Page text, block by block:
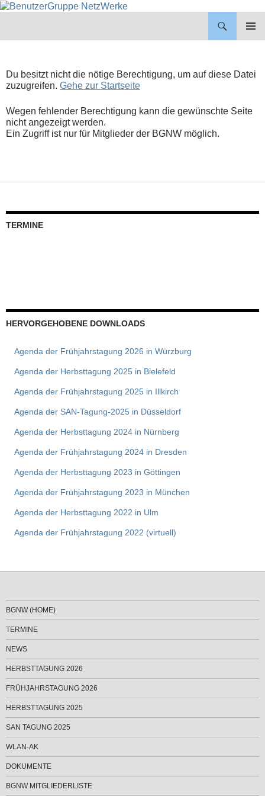
Du besitzt nicht die nötige Berechtigung, um auf diese Datei
zuzugreifen. Gehe zur Startseite
Wegen fehlender Berechtigung kann die gewünschte Seite
nicht angezeigt werden.
Ein Zugriff ist nur für Mitglieder der BGNW möglich.
TERMINE
HERVORGEHOBENE DOWNLOADS
Agenda der Frühjahrstagung 2026 in Würzburg
Agenda der Herbsttagung 2025 in Bielefeld
Agenda der Frühjahrstagung 2025 in Illkirch
Agenda der SAN-Tagung-2025 in Düsseldorf
Agenda der Herbsttagung 2024 in Nürnberg
Agenda der Frühjahrstagung 2024 in Dresden
Agenda der Herbsttagung 2023 in Göttingen
Agenda der Frühjahrstagung 2023 in München
Agenda der Herbsttagung 2022 in Ulm
Agenda der Frühjahrstagung 2022 (virtuell)
BGNW (HOME)
TERMINE
NEWS
HERBSTTAGUNG 2026
FRÜHJAHRSTAGUNG 2026
HERBSTTAGUNG 2025
SAN TAGUNG 2025
WLAN-AK
DOKUMENTE
BGNW MITGLIEDERLISTE